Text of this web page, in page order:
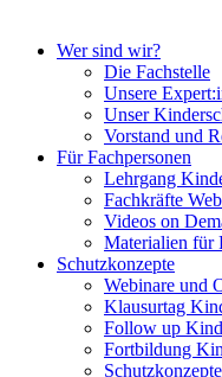
Wer sind wir?
Die Fachstelle
Unsere
Unser
Vorstand und
Für Fachpersonen
Lehrgang
Fachkräfte
Videos on
Materialien für
Schutzkonzepte
Webinare und
Klausurtag
Follow up
Fortbildung